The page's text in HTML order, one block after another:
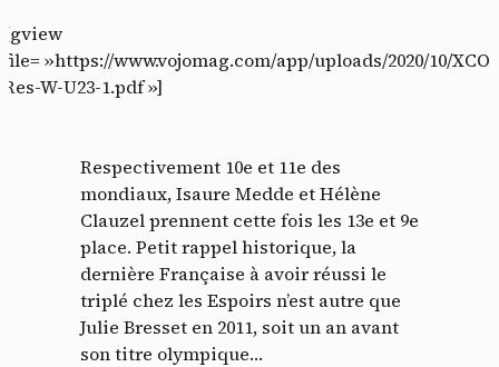
[gview
file= »https://www.vojomag.com/app/uploads/2020/10/XCO-
Res-W-U23-1.pdf »]
Respectivement 10e et 11e des
mondiaux, Isaure Medde et Hélène
Clauzel prennent cette fois les 13e et 9e
place. Petit rappel historique, la
dernière Française à avoir réussi le
triplé chez les Espoirs n’est autre que
Julie Bresset en 2011, soit un an avant
son titre olympique…